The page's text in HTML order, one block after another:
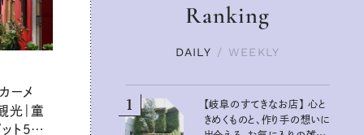
ーメ
光｜童
５選】
Ranking
DAILY / WEEKLY
1
【岐阜のすてきなお店】 心と
きめくものと、作り手の想いに